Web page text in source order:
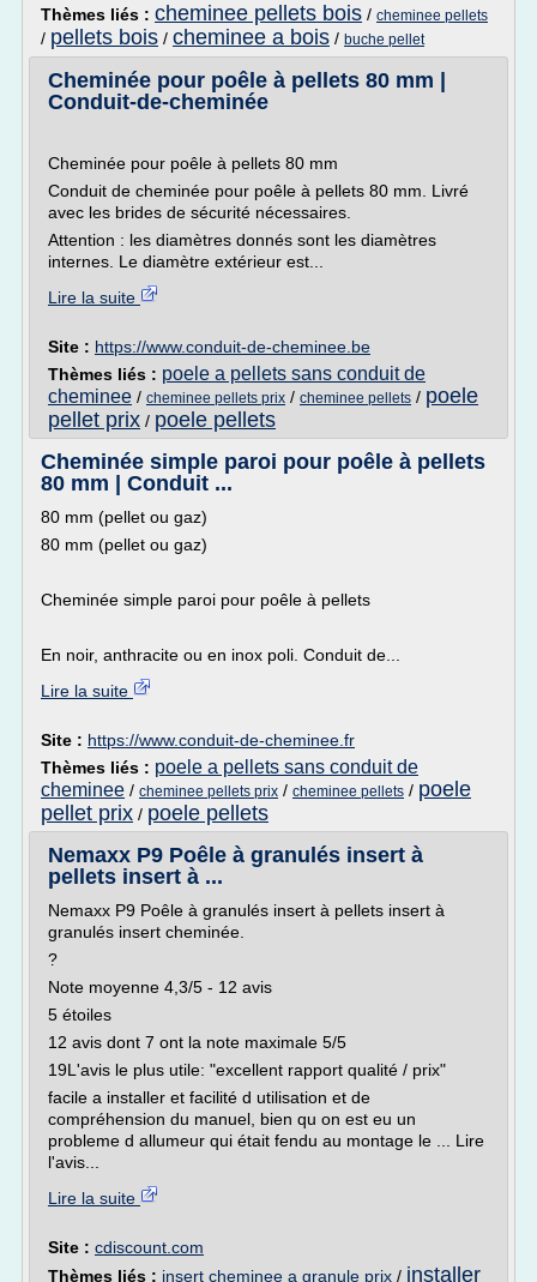
Thèmes liés : cheminee pellets bois / cheminee pellets
/ pellets bois / cheminee a bois / buche pellet
Cheminée pour poêle à pellets 80 mm |
Conduit-de-cheminée
Cheminée pour poêle à pellets 80 mm
Conduit de cheminée pour poêle à pellets 80 mm. Livré
avec les brides de sécurité nécessaires.
Attention : les diamètres donnés sont les diamètres
internes. Le diamètre extérieur est...
Lire la suite
Site : https://www.conduit-de-cheminee.be
Thèmes liés : poele a pellets sans conduit de
cheminee / cheminee pellets prix / cheminee pellets / poele
pellet prix / poele pellets
Cheminée simple paroi pour poêle à pellets
80 mm | Conduit ...
80 mm (pellet ou gaz)
80 mm (pellet ou gaz)
Cheminée simple paroi pour poêle à pellets
En noir, anthracite ou en inox poli. Conduit de...
Lire la suite
Site : https://www.conduit-de-cheminee.fr
Thèmes liés : poele a pellets sans conduit de
cheminee / cheminee pellets prix / cheminee pellets / poele
pellet prix / poele pellets
Nemaxx P9 Poêle à granulés insert à
pellets insert à ...
Nemaxx P9 Poêle à granulés insert à pellets insert à
granulés insert cheminée.
?
Note moyenne 4,3/5 - 12 avis
5 étoiles
12 avis dont 7 ont la note maximale 5/5
19L'avis le plus utile: "excellent rapport qualité / prix"
facile a installer et facilité d utilisation et de
compréhension du manuel, bien qu on est eu un
probleme d allumeur qui était fendu au montage le ... Lire
l'avis...
Lire la suite
Site : cdiscount.com
Thèmes liés : insert cheminee a granule prix / installer